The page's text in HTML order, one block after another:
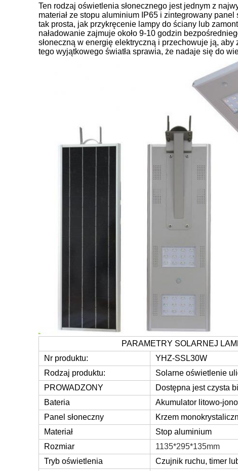
Ten rodzaj oświetlenia słonecznego jest jednym z
materiał ze stopu aluminium IP65 i zintegrowany
tak prosta, jak przykręcenie lampy do ściany lub
naładowanie zajmuje około 9-10 godzin
słoneczną w energię elektryczną i przechowuje ją,
tego wyjątkowego światła sprawia, że ​​nadaje się do
PARAMETRY SOLARNEJ
Nr produktu:
YHZ-SSL30W
Rodzaj produktu:
Solarne oświetlenie
PROWADZONY
Dostępna jest czysta
Bateria
Akumulator litowo-
Panel słoneczny
Krzem
Materiał
Stop aluminium
Rozmiar
1135*295*135mm
Tryb oświetlenia
Czujnik ruchu, timer